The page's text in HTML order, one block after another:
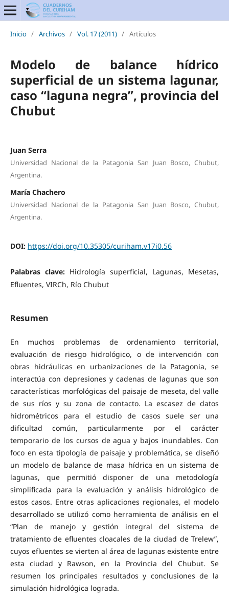
Inicio / Archivos / Vol. 17 (2011) / Artículos
Modelo de balance hídrico
superficial de un sistema lagunar,
caso “laguna negra”, provincia del
Chubut
Juan Serra
Universidad Nacional de la Patagonia San Juan Bosco, Chubut,
Argentina.
María Chachero
Universidad Nacional de la Patagonia San Juan Bosco, Chubut,
Argentina.
DOI: https://doi.org/10.35305/curiham.v17i0.56
Palabras clave: Hidrología superficial, Lagunas, Mesetas,
Efluentes, VIRCh, Río Chubut
Resumen
En muchos problemas de ordenamiento territorial,
evaluación de riesgo hidrológico, o de intervención con
obras hidráulicas en urbanizaciones de la Patagonia, se
interactúa con depresiones y cadenas de lagunas que son
características morfológicas del paisaje de meseta, del valle
de sus ríos y su zona de contacto. La escasez de datos
hidrométricos para el estudio de casos suele ser una
dificultad común, particularmente por el carácter
temporario de los cursos de agua y bajos inundables. Con
foco en esta tipología de paisaje y problemática, se diseñó
un modelo de balance de masa hídrica en un sistema de
lagunas, que permitió disponer de una metodología
simplificada para la evaluación y análisis hidrológico de
estos casos. Entre otras aplicaciones regionales, el modelo
desarrollado se utilizó como herramienta de análisis en el
“Plan de manejo y gestión integral del sistema de
tratamiento de efluentes cloacales de la ciudad de Trelew”,
cuyos efluentes se vierten al área de lagunas existente entre
esta ciudad y Rawson, en la Provincia del Chubut. Se
resumen los principales resultados y conclusiones de la
simulación hidrológica lograda.